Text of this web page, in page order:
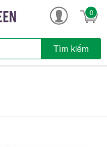
0
Tìm kiếm